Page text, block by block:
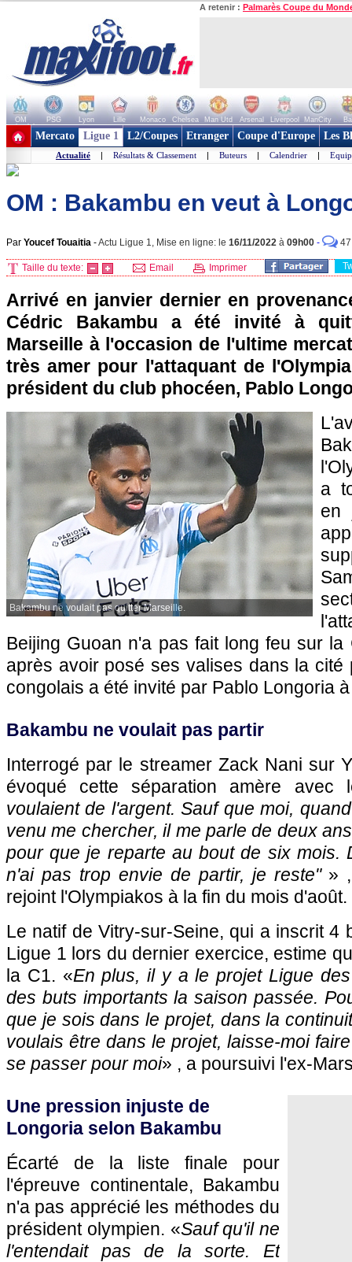
A retenir : Palmarès Coupe du
OM PSG Lyon Lille Monaco Chelsea Man Utd Arsenal Liverpool ManCity
+ de clubs
Mercato Ligue 1 L2/Coupes Etranger Coupe d'Europe Les
Actualité | Résultats & Classement | Buteurs | Calendrier |
OM : Bakambu en veut à
Par Youcef Touaitia -Actu Ligue 1, Mise en ligne: le 16/11/2022 à 09h00 - 47
Taille du texte: Email Imprimer
Arrivé en janvier dernier en
Cédric Bakambu a été invité à
Marseille à l'occasion de l'ultime
très amer pour l'attaquant de
président du club phocéen, Pablo
Bakambu ne voulait pas quitter Marseille.
a
en
Beijing Guoan n'a pas fait long feu sur la
après avoir posé ses valises dans la cité
congolais a été invité par Pablo Longoria
Bakambu ne voulait pas partir
Interrogé par le streamer Zack Nani sur
évoqué cette séparation amère avec
voulaient de l'argent. Sauf que moi,
venu me chercher, il me parle de deux
pour que je reparte au bout de six mois.
n'ai pas trop envie de partir, je reste" »
rejoint l'Olympiakos à la fin du mois d'août.
Le natif de Vitry-sur-Seine, qui a inscrit 4
Ligue 1 lors du dernier exercice, estime
la C1. «En plus, il y a le projet Ligue
des buts importants la saison passée.
que je sois dans le projet, dans la
voulais être dans le projet, laisse-moi
se passer pour moi» , a poursuivi l'ex-
Une pression injuste de
Longoria selon Bakambu
Écarté de la liste finale pour
l'épreuve continentale, Bakambu
n'a pas apprécié les méthodes du
président olympien. «Sauf qu'il ne
l'entendait pas de la sorte. Et